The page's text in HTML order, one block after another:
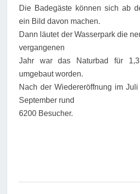
Die Badegäste können sich ab
ein Bild davon machen.
Dann läutet der Wasserpark die
vergangenen
Jahr war das Naturbad für
umgebaut worden.
Nach der Wiedereröffnung im
September rund
6200 Besucher.